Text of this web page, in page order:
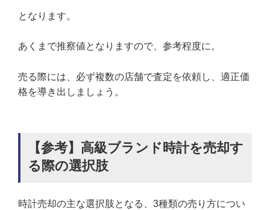
となります。
あくまで推察値となりますので、参考程度に。
売る際には、必ず複数の店舗で査定を依頼し、適正価
格を導き出しましょう。
【参考】高級ブランド時計を売却す
る際の選択肢
時計売却の主な選択肢となる、3種類の売り方につい